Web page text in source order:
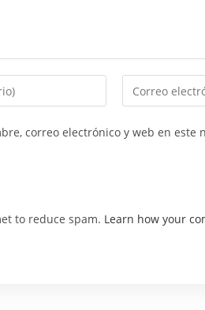
correo electrónico y web en este
to reduce spam. Learn how your